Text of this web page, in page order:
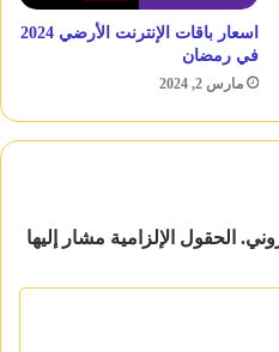
اسعار باقات الإنترنت الأرضي 2024
في رمضان
مارس 2, 2024
الحقول الإلزامية مشار إليها